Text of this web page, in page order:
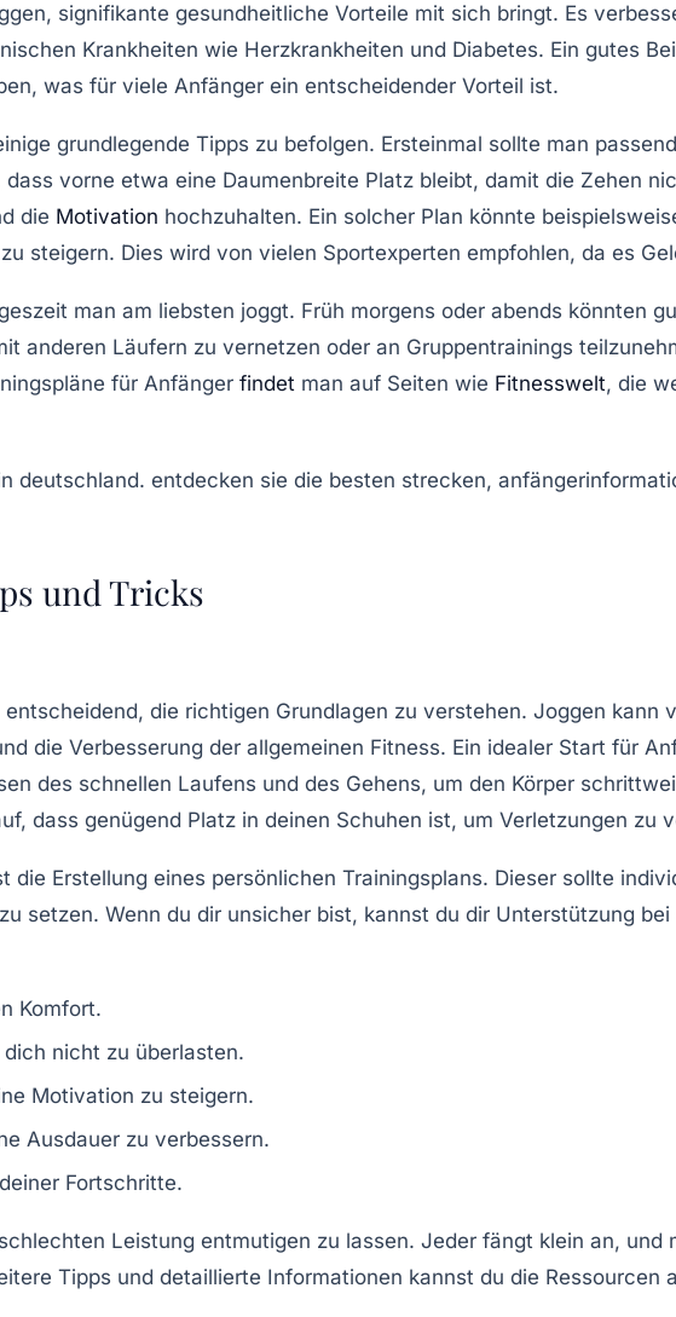
signifikante gesundheitliche Vorteile mit sich bringt. Es
Krankheiten wie Herzkrankheiten und Diabetes. Ein gutes
was für viele Anfänger ein entscheidender Vorteil ist.
grundlegende Tipps zu befolgen. Ersteinmal sollte man
vorne etwa eine Daumenbreite Platz bleibt, damit die Zehen
die Motivation hochzuhalten. Ein solcher Plan könnte
steigern. Dies wird von vielen Sportexperten empfohlen, da es
man am liebsten joggt. Früh morgens oder abends könnten
anderen Läufern zu vernetzen oder an Gruppentrainings
für Anfänger findet man auf Seiten wie Fitnesswelt, die
und Tricks
die richtigen Grundlagen zu verstehen. Joggen kann
die Verbesserung der allgemeinen Fitness. Ein idealer Start für
des schnellen Laufens und des Gehens, um den Körper
dass genügend Platz in deinen Schuhen ist, um Verletzungen zu
die Erstellung eines persönlichen Trainingsplans. Dieser sollte
setzen. Wenn du dir unsicher bist, kannst du dir Unterstützung
Komfort.
nicht zu überlasten.
Motivation zu steigern.
Ausdauer zu verbessern.
Fortschritte.
Leistung entmutigen zu lassen. Jeder fängt klein an,
Tipps und detaillierte Informationen kannst du die Ressourcen